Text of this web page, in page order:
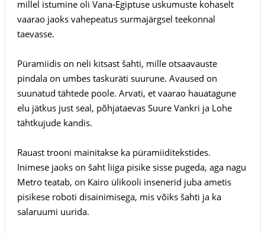
millel istumine oli Vana-Egiptuse uskumuste kohaselt
vaarao jaoks vahepeatus surmajärgsel teekonnal
taevasse.
Püramiidis on neli kitsast šahti, mille otsaavauste
pindala on umbes taskuräti suurune. Avaused on
suunatud tähtede poole. Arvati, et vaarao hauatagune
elu jätkus just seal, põhjataevas Suure Vankri ja Lohe
tähtkujude kandis.
Rauast trooni mainitakse ka püramiiditekstides.
Inimese jaoks on šaht liiga pisike sisse pugeda, aga nagu
Metro teatab, on Kairo ülikooli insenerid juba ametis
pisikese roboti disainimisega, mis võiks šahti ja ka
salaruumi uurida.